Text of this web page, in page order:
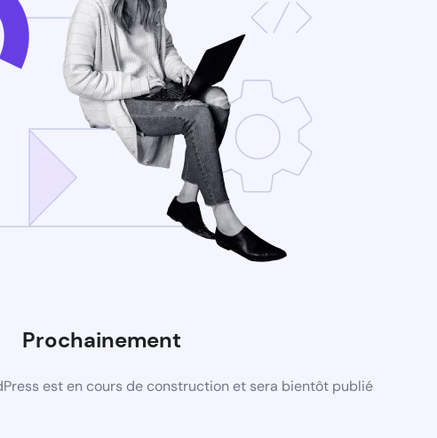
Prochainement
est en cours de construction et sera bientôt publié